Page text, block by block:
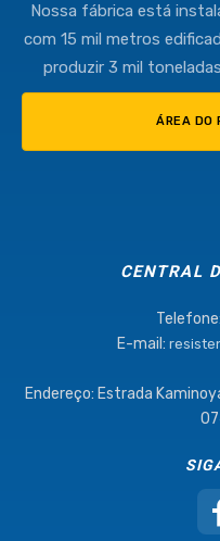
Nossa fábrica está
com 15 mil metros
produzir 3 mil
ÁREA DO
CENTRAL
Telefone:
E-mail:
Endereço: Estrada